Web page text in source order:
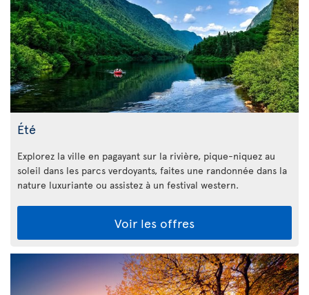
Été
Explorez la ville en pagayant sur la rivière, pique-niquez au
soleil dans les parcs verdoyants, faites une randonnée dans la
nature luxuriante ou assistez à un festival western.
Voir les offres